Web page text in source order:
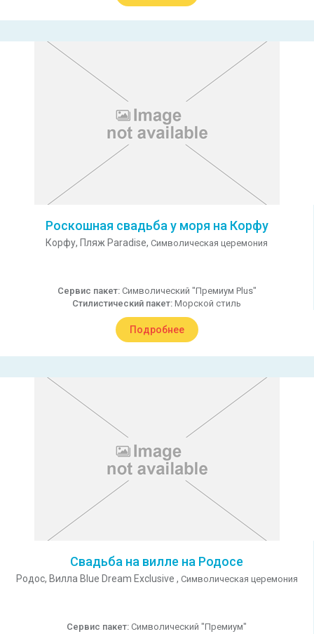
Роскошная свадьба у моря на Корфу
Корфу, Пляж Paradise, Символическая церемония
Сервис пакет: Символический "Премиум Plus"
Стилистический пакет: Морской стиль
Подробнее
Свадьба на вилле на Родосе
Родос, Вилла Blue Dream Exclusive , Символическая церемония
Сервис пакет: Символический "Премиум"